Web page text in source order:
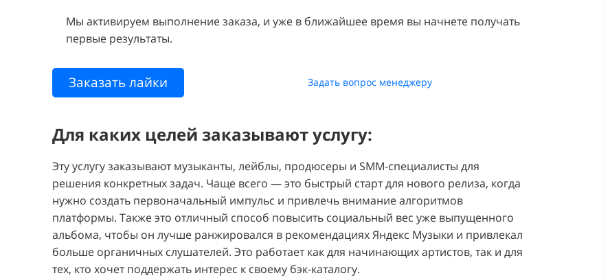
Мы активируем выполнение заказа, и уже в ближайшее время вы начнете получать
первые результаты.
Заказать лайки Задать вопрос менеджеру
Для каких целей заказывают услугу:
Эту услугу заказывают музыканты, лейблы, продюсеры и SMM-специалисты для
решения конкретных задач. Чаще всего — это быстрый старт для нового релиза, когда
нужно создать первоначальный импульс и привлечь внимание алгоритмов
платформы. Также это отличный способ повысить социальный вес уже выпущенного
альбома, чтобы он лучше ранжировался в рекомендациях Яндекс Музыки и привлекал
больше органичных слушателей. Это работает как для начинающих артистов, так и для
тех, кто хочет поддержать интерес к своему бэк-каталогу.